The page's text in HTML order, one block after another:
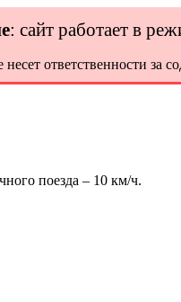
: сайт работает в
ответственности за
поезда – 10 км/ч.